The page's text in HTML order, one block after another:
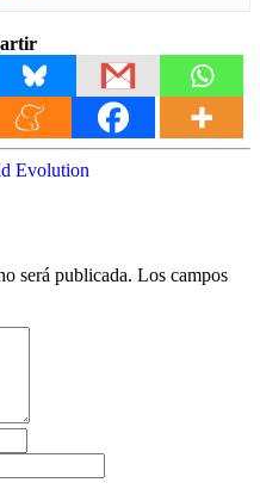
Evolution
será publicada. Los campos